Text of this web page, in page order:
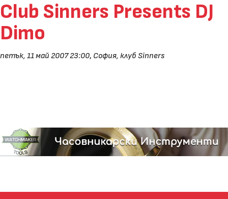
Club Sinners Presents DJ
Dimo
петък, 11 май 2007 23:00, София, клуб Sinners